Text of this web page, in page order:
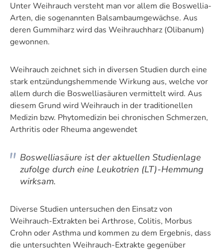
Unter Weihrauch versteht man vor allem die Boswellia-
Arten, die sogenannten Balsambaumgewächse. Aus
deren Gummiharz wird das Weihrauchharz (Olibanum)
gewonnen.
Weihrauch zeichnet sich in diversen Studien durch eine
stark entzündungshemmende Wirkung aus, welche vor
allem durch die Boswelliasäuren vermittelt wird. Aus
diesem Grund wird Weihrauch in der traditionellen
Medizin bzw. Phytomedizin bei chronischen Schmerzen,
Arthritis oder Rheuma angewendet
Boswelliasäure ist der aktuellen Studienlage
zufolge durch eine Leukotrien (LT)-Hemmung
wirksam.
Diverse Studien untersuchen den Einsatz von
Weihrauch-Extrakten bei Arthrose, Colitis, Morbus
Crohn oder Asthma und kommen zu dem Ergebnis, dass
die untersuchten Weihrauch-Extrakte gegenüber